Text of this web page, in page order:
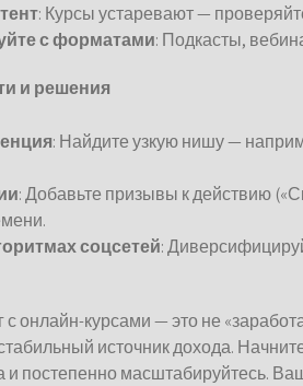
: Курсы устаревают —
с форматами: Подкасты,
и решения
: Найдите узкую нишу —
: Добавьте призывы к действию
соцсетей:
с онлайн-курсами — это не
источник дохода.
и постепенно масштабируйтесь.